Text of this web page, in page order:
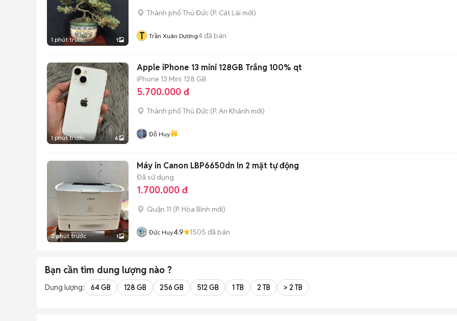
1 phút trước 1
Thành phố Thủ Đức (P. Cát Lái mới)
T Trần Xuân Dương4đã bán
1 phút trước 6
Apple iPhone 13 mini 128GB Trắng 100% qt
iPhone 13 Mini 128 GB
5.700.000 đ
Thành phố Thủ Đức (P. An Khánh mới)
Đỗ Huy
2 phút trước 1
Máy in Canon LBP6650dn In 2 mặt tự động
Đã sử dụng
1.700.000 đ
Quận 11 (P. Hòa Bình mới)
Đức Huy4.9 1505 đã bán
Bạn cần tìm dung lượng nào ?
Dung lượng: 64 GB 128 GB 256 GB 512 GB 1 TB 2 TB > 2 TB